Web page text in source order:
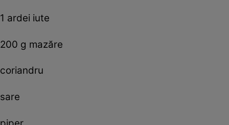
1 ardei iute
200 g mazăre
coriandru
sare